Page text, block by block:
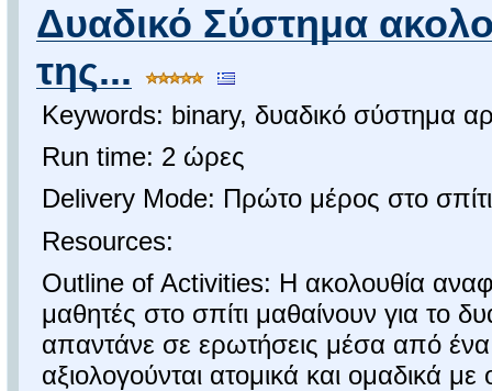
Δυαδικό Σύστημα
της...
Keywords: binary, δυαδικό σύστημα
Run time: 2 ώρες
Delivery Mode: Πρώτο μέρος στο
Resources:
Outline of Activities: Η ακολουθία
μαθητές στο σπίτι μαθαίνουν για το
απαντάνε σε ερωτήσεις μέσα από ένα
αξιολογούνται ατομικά και ομαδικά